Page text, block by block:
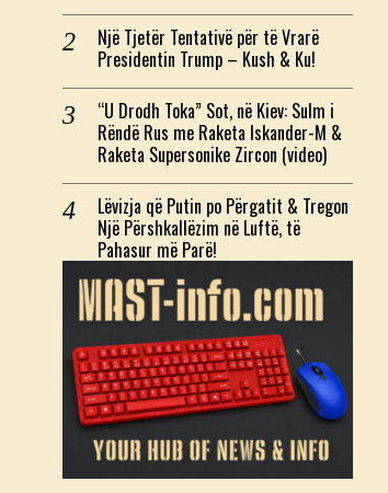
Një Tjetër Tentativë për të Vrarë
Presidentin Trump – Kush & Ku!
“U Drodh Toka” Sot, në Kiev: Sulm i
Rëndë Rus me Raketa Iskander-M &
Raketa Supersonike Zircon (video)
Lëvizja që Putin po Përgatit & Tregon
Një Përshkallëzim në Luftë, të
Pahasur më Parë!